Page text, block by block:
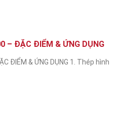
– ĐẶC ĐIỂM & ỨNG DỤNG
ĐIỂM & ỨNG DỤNG 1. Thép hình